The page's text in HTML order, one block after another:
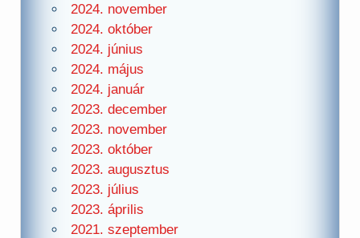
2024. november
2024. október
2024. június
2024. május
2024. január
2023. december
2023. november
2023. október
2023. augusztus
2023. július
2023. április
2021. szeptember